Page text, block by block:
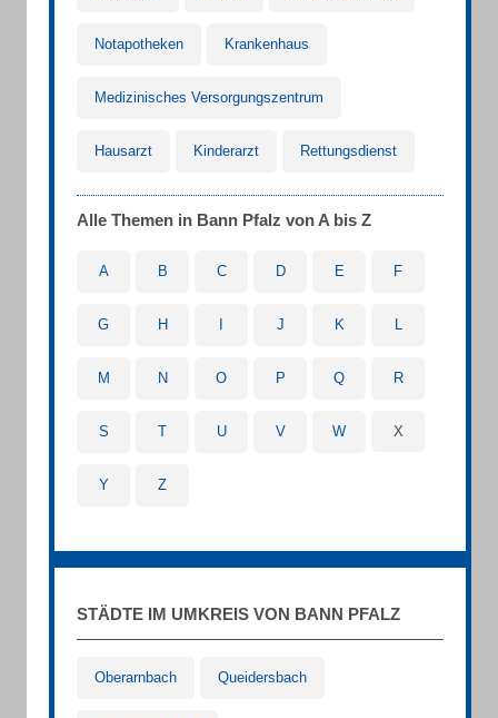
Notapotheken Krankenhaus
Medizinisches Versorgungszentrum
Hausarzt Kinderarzt Rettungsdienst
Alle Themen in Bann Pfalz von A bis Z
A B C D E F
G H J K L
M N O P Q R
S T U V W X
Y Z
STÄDTE IM UMKREIS VON BANN PFALZ
Oberarnbach Queidersbach